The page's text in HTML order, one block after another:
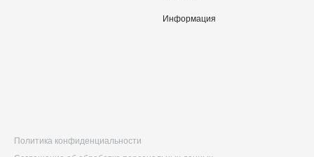
Информация
Политика конфиденциальности